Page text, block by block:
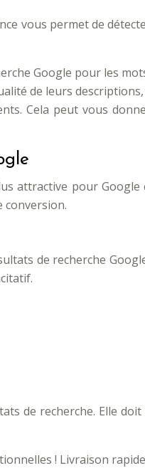
vous permet de
Google pour les
de leurs descriptions,
Cela peut vous
attractive pour Google
conversion.
de recherche
de recherche. Elle
! Livraison